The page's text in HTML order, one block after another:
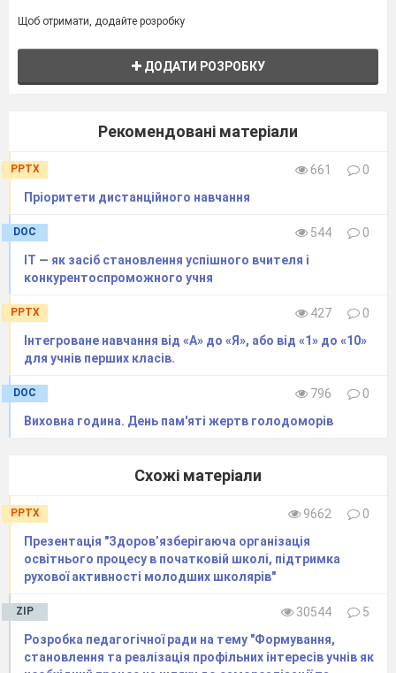
Щоб отримати, додайте розробку
ДОДАТИ РОЗРОБКУ
Рекомендовані матеріали
PPTX 661
0
Пріоритети дистанційного навчання
DOC 544
0
ІТ — як засіб становлення успішного вчителя і
конкурентоспроможного учня
PPTX 427
0
Інтегроване навчання від «А» до «Я», або від «1» до «10»
для учнів перших класів.
DOC 796
0
Виховна година. День пам'яті жертв голодоморів
Схожі матеріали
PPTX 9662
0
Презентація "Здоров’язберігаюча організація
освітнього процесу в початковій школі, підтримка
рухової активності молодших школярів"
ZIP 30544
5
Розробка педагогічної ради на тему "Формування,
становлення та реалізація профільних інтересів учнів як